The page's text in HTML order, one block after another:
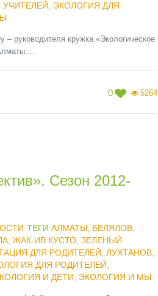
ЭКОЛОГИЯ ДЛЯ
руководителя кружка «Экологическое
0 5264
Сезон 2012-
ТЕГИ АЛМАТЫ, БЕЛЯЛОВ,
, ЖАК-ИВ КУСТО, ЗЕЛЕНЫЙ
ДЛЯ РОДИТЕЛЕЙ ЛУХТАНОВ,
ДЛЯ РОДИТЕЛЕЙ
И ДЕТИ ЭКОЛОГИЯ И МЫ